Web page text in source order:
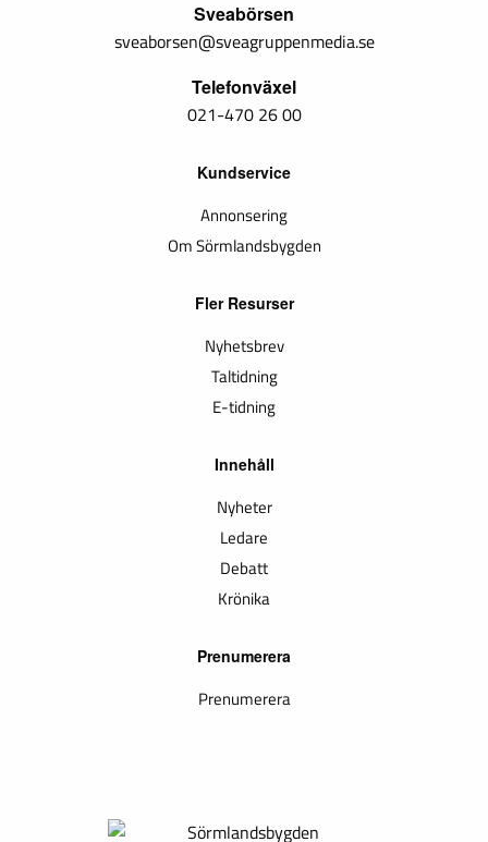
Sveabörsen
sveaborsen@sveagruppenmedia.se
Telefonväxel
021-470 26 00
Kundservice
Annonsering
Om Sörmlandsbygden
Fler Resurser
Nyhetsbrev
Taltidning
E-tidning
Innehåll
Nyheter
Ledare
Debatt
Krönika
Prenumerera
Prenumerera